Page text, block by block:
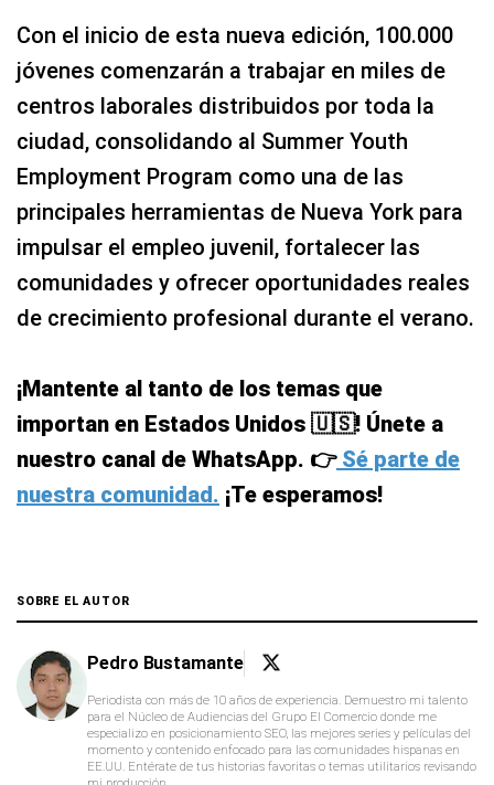
Con el inicio de esta nueva edición, 100.000
jóvenes comenzarán a trabajar en miles de
centros laborales distribuidos por toda la
ciudad, consolidando al Summer Youth
Employment Program como una de las
principales herramientas de Nueva York para
impulsar el empleo juvenil, fortalecer las
comunidades y ofrecer oportunidades reales
de crecimiento profesional durante el verano.
¡Mantente al tanto de los temas que
importan en Estados Unidos 🇺🇸! Únete a
nuestro canal de WhatsApp. 👉Sé parte de
nuestra comunidad. ¡Te esperamos!
SOBRE EL AUTOR
Pedro Bustamante
Periodista con más de 10 años de experiencia. Demuestro mi talento
para el Núcleo de Audiencias del Grupo El Comercio donde me
especializo en posicionamiento SEO, las mejores series y películas del
momento y contenido enfocado para las comunidades hispanas en
EE.UU. Entérate de tus historias favoritas o temas utilitarios revisando